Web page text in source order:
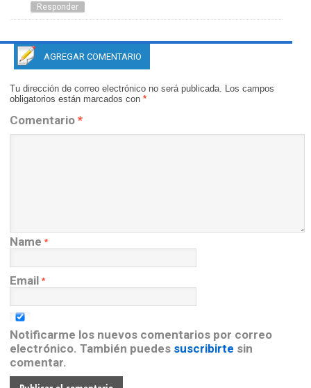
Responder
AGREGAR COMENTARIO
Tu dirección de correo electrónico no será publicada. Los campos
obligatorios están marcados con *
Comentario *
Name *
Email *
Notificarme los nuevos comentarios por correo
electrónico. También puedes suscribirte sin
comentar.